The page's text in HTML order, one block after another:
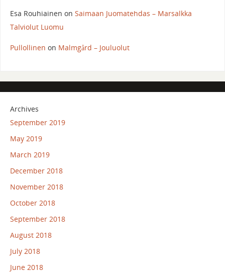
Esa Rouhiainen on Saimaan Juomatehdas – Marsalkka
Talviolut Luomu
Pullollinen on Malmgård – Jouluolut
Archives
September 2019
May 2019
March 2019
December 2018
November 2018
October 2018
September 2018
August 2018
July 2018
June 2018